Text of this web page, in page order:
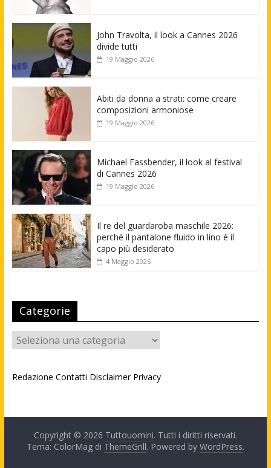
John Travolta, il look a Cannes 2026
divide tutti
19 Maggio 2026
Abiti da donna a strati: come creare
composizioni armoniose
19 Maggio 2026
Michael Fassbender, il look al festival
di Cannes 2026
19 Maggio 2026
Il re del guardaroba maschile 2026:
perché il pantalone fluido in lino è il
capo più desiderato
4 Maggio 2026
Categorie
Categorie
Redazione Contatti Disclaimer Privacy
Copyright © 2026 Tuttouomini. Tutti i diritti riservati.
Tema: ColorMag di ThemeGrill. Powered by WordPress.